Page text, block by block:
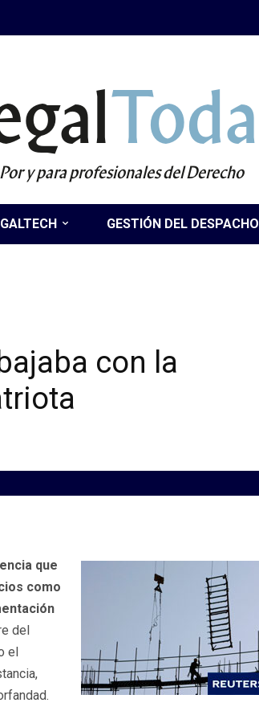
Por y para profesionales del Derecho
GESTIÓN DEL DESPACHO
con la
que
como
del
el